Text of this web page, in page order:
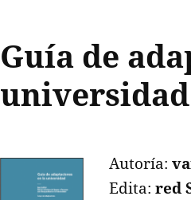
Guía de
universidad
Autoría:
Edita:red